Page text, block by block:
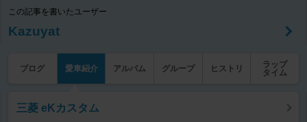
この記事を書いたユーザー
Kazuyat
ブログ 愛車紹介 アルバム グループ ヒストリ
ラップ
タイム
三菱 eKカスタム